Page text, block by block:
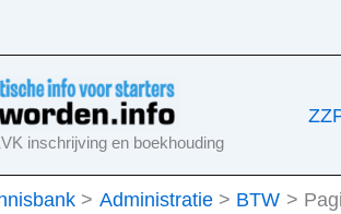
inschrijving en boekhouding
Administratie BTW